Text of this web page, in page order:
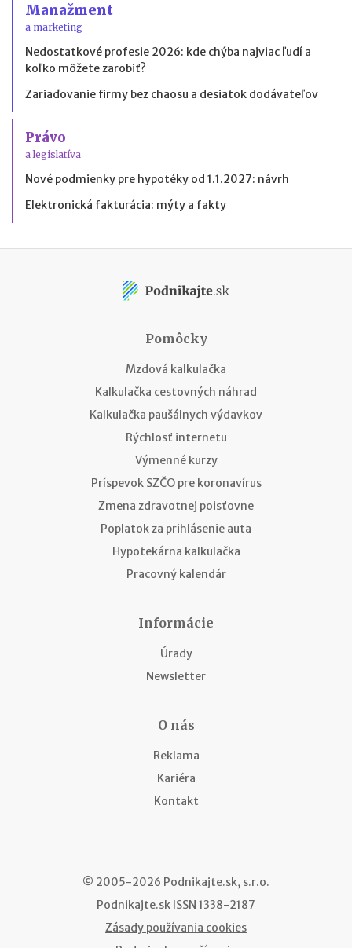
Manažment
a marketing
Nedostatkové profesie 2026: kde chýba najviac ľudí a
koľko môžete zarobiť?
Zariaďovanie firmy bez chaosu a desiatok dodávateľov
Právo
a legislatíva
Nové podmienky pre hypotéky od 1.1.2027: návrh
Elektronická fakturácia: mýty a fakty
Pomôcky
Mzdová kalkulačka
Kalkulačka cestovných náhrad
Kalkulačka paušálnych výdavkov
Rýchlosť internetu
Výmenné kurzy
Príspevok SZČO pre koronavírus
Zmena zdravotnej poisťovne
Poplatok za prihlásenie auta
Hypotekárna kalkulačka
Pracovný kalendár
Informácie
Úrady
Newsletter
O nás
Reklama
Kariéra
Kontakt
© 2005-2026 Podnikajte.sk, s.r.o.
Podnikajte.sk ISSN 1338-2187
Zásady používania cookies